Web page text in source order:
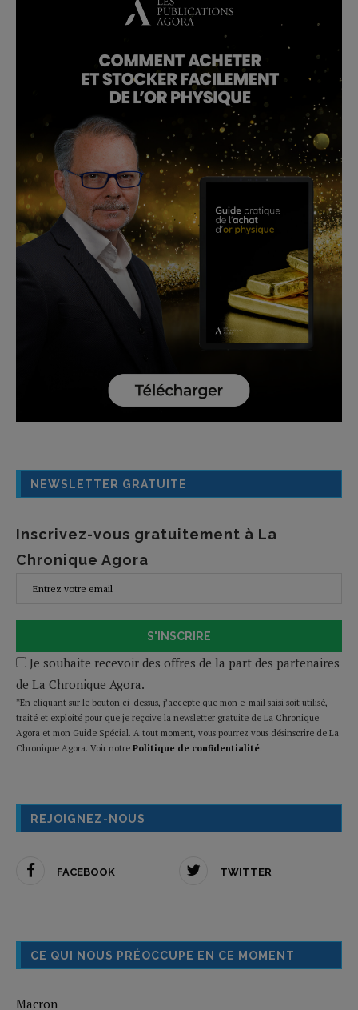
NEWSLETTER GRATUITE
Inscrivez-vous gratuitement à La
Chronique Agora
S'INSCRIRE
Je souhaite recevoir des offres de la part des partenaires
de La Chronique Agora.
*En cliquant sur le bouton ci-dessus, j’accepte que mon e-mail saisi soit utilisé,
traité et exploité pour que je reçoive la newsletter gratuite de La Chronique
Agora et mon Guide Spécial. A tout moment, vous pourrez vous désinscrire de La
Chronique Agora. Voir notre Politique de confidentialité.
REJOIGNEZ-NOUS
FACEBOOK TWITTER
CE QUI NOUS PRÉOCCUPE EN CE MOMENT
Macron